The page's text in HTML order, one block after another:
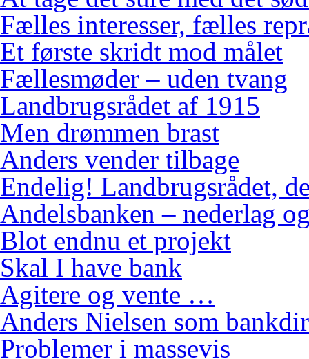
Fælles interesser, fælles
Et første skridt mod målet
Fællesmøder – uden tvang
Landbrugsrådet af 1915
Men drømmen brast
Anders vender tilbage
Endelig! Landbrugsrådet,
Andelsbanken – nederlag
Blot endnu et projekt
Skal I have bank
Agitere og vente …
Anders Nielsen som
Problemer i massevis